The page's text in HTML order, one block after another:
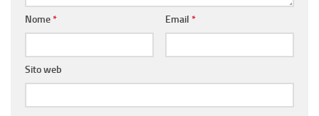
Nome* Email *
Sito web